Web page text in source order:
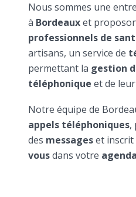
Nous sommes une
à Bordeauxet
professionnels de
artisans, un service de
permettant la gestion
téléphonique et de leur
Notre équipe de
appels téléphoniques,
des messageset inscrit
vousdans votre